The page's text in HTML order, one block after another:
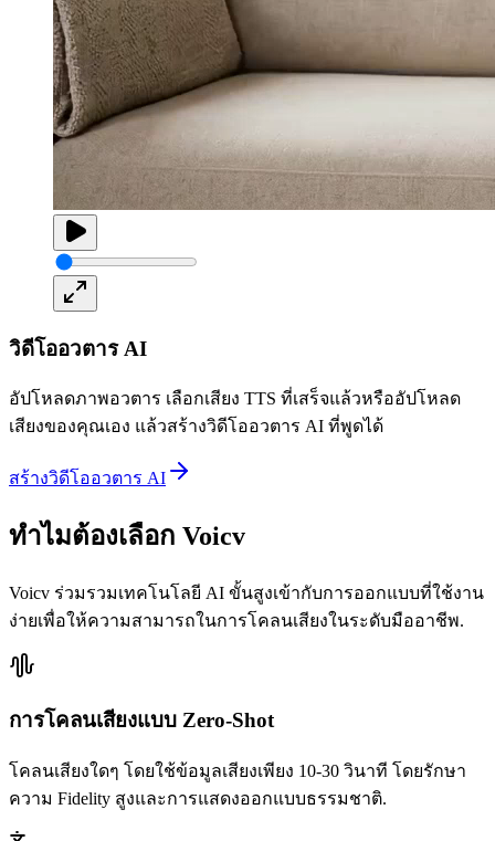
วิดีโออวตาร AI
อัปโหลดภาพอวตาร เลือกเสียง TTS ที่เสร็จแล้วหรืออัปโหลด
เสียงของคุณเอง แล้วสร้างวิดีโออวตาร AI ที่พูดได้
สร้างวิดีโออวตาร AI
ทำไมต้องเลือก Voicv
Voicv ร่วมรวมเทคโนโลยี AI ขั้นสูงเข้ากับการออกแบบที่ใช้งาน
ง่ายเพื่อให้ความสามารถในการโคลนเสียงในระดับมืออาชีพ.
การโคลนเสียงแบบ Zero-Shot
โคลนเสียงใดๆ โดยใช้ข้อมูลเสียงเพียง 10-30 วินาที โดยรักษา
ความ Fidelity สูงและการแสดงออกแบบธรรมชาติ.